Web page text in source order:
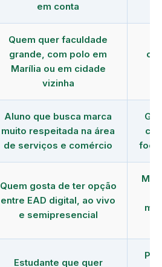
em conta
Quem quer faculdade
grande, com polo em
Marília ou em cidade
vizinha
Aluno que busca marca
muito respeitada na área
de serviços e comércio
foco
Quem gosta de ter opção
entre EAD digital, ao vivo
e semipresencial
Estudante que quer